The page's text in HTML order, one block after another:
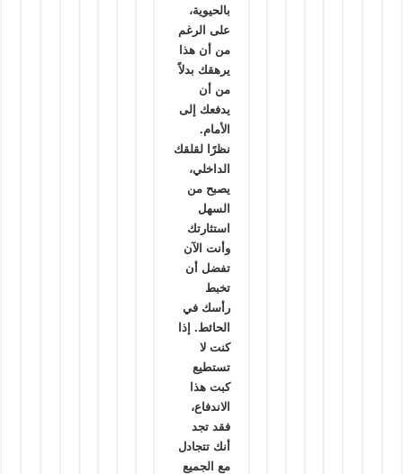
بالحيوية،
على الرغم
من أن هذا
يرهقك بدلاً
من أن
يدفعك إلى
الأمام.
نظرًا لقلقك
الداخلي،
يصبح من
السهل
استثارتك
وأنت الآن
تفضل أن
تخبط
رأسك في
الحائط. إذا
كنت لا
تستطيع
كبت هذا
الاندفاع،
فقد تجد
أنك تتجادل
مع الجميع